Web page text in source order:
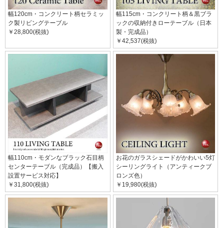
幅120cm・コンクリート柄セラミッ
ク製リビングテーブル
￥28,800(税抜)
幅115cm・コンクリート柄＆黒ブラ
ックの収納付きローテーブル（日本
製・完成品）
￥42,537(税抜)
幅110cm・モダンなブラック石目柄
センターテーブル（完成品）【搬入
設置サービス対応】
￥31,800(税抜)
お花のガラスシェードがかわいい5灯
シーリングライト（アンティークブ
ロンズ色）
￥19,980(税抜)